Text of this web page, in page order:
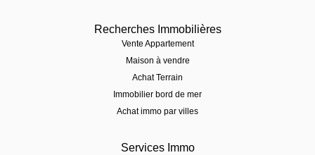
Recherches Immobilières
Vente Appartement
Maison à vendre
Achat Terrain
Immobilier bord de mer
Achat immo par villes
Services Immo